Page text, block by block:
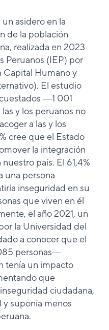
asidero en la
de la población
realizada en 2023
Peruanos (IEP) por
Capital Humano y
El estudio
―1 001
y los peruanos no
a las y los
cree que el Estado
la integración
país. El 61,4%
una persona
inseguridad en su
que viven en él
el año 2021, un
la Universidad del
a conocer que el
personas―
tenía un impacto
que
ciudadana,
suponía menos